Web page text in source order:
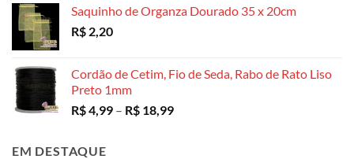
preço:
Saquinho de Organza Dourado 35 x 20cm
R$ 2,20
Cordão de Cetim, Fio de Seda, Rabo de Rato Liso
Preto 1mm
R$4,99 – R$ 18,99Faixa
EM DESTAQUE